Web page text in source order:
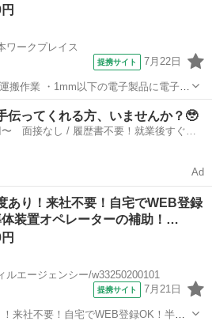
ワークプレイス
提携サイト 7月22日
搬作業 ・1mm以下の電子製品に電子顕
備スイッチを押し赤外線を照射する作
外観フレームに欠け・割れ・接着不良
...
駅 工場
伝ってくれる方、いませんか？🥹
〜 面接なし / 履歴書不要！就業後すぐに
Ad
あり！来社不要！自宅でWEB登録
装置オペレーターの補助！…
ルエージェンシー/w33250200101
提携サイト 7月21日
来社不要！自宅でWEB登録OK！半導